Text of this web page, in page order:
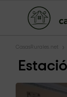
CasasRurales.net